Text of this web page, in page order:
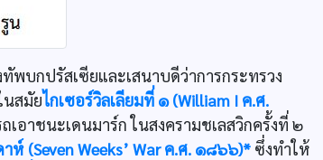
บกปรัสเซียและเสนาบดีว่าการกระทรวง
สมัยไกเซอร์วิลเลียมที่ ๑ (William I ค.ศ.
อาชนะเดนมาร์ก ในสงครามชเลสวิกครั้งที่ ๒
ห์ (Seven Weeks’ War ค.ศ. ๑๘๖๖)* ซึ่งทำให้